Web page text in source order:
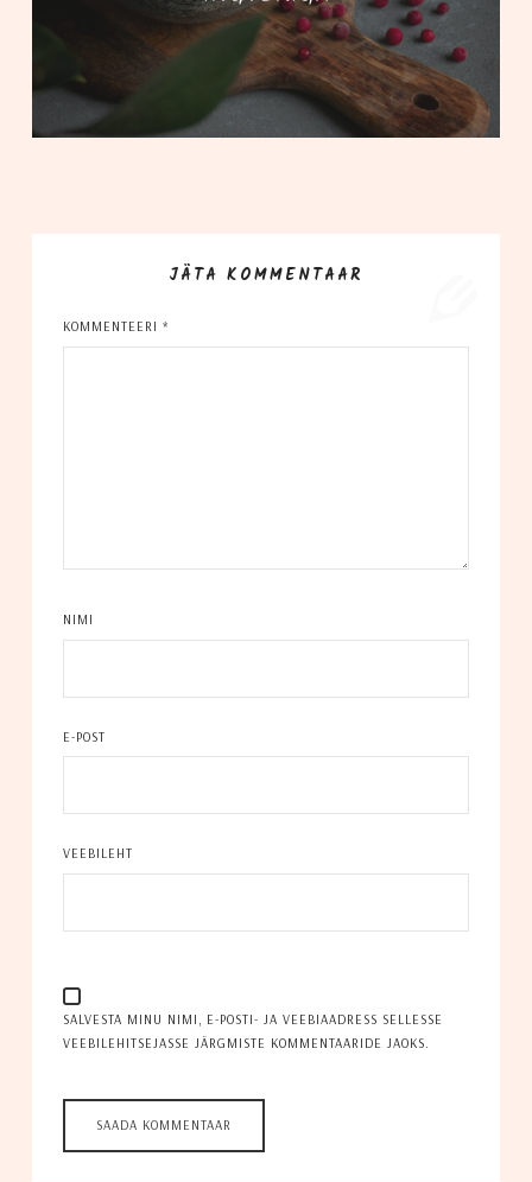
JÄTA KOMMENTAAR
KOMMENTEERI *
NIMI
E-POST
VEEBILEHT
SALVESTA MINU NIMI, E-POSTI- JA VEEBIAADRESS SELLESSE
VEEBILEHITSEJASSE JÄRGMISTE KOMMENTAARIDE JAOKS.